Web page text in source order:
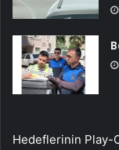
Hedeflerinin Play-